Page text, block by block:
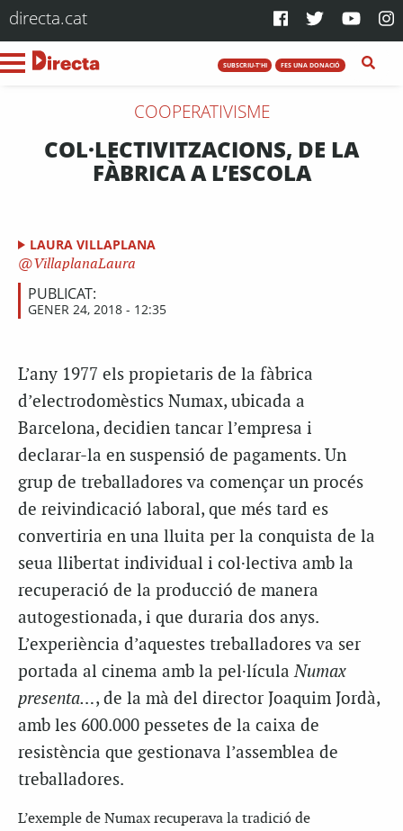
directa.cat
SUBSCRIU-T'HI FES UNA DONACIÓ
COOPERATIVISME
COL·LECTIVITZACIONS, DE LA
FÀBRICA A L’ESCOLA
LAURA VILLAPLANA
VillaplanaLaura
PUBLICAT:
GENER 24, 2018 - 12:35
L’any 1977 els propietaris de la fàbrica
d’electrodomèstics Numax, ubicada a
Barcelona, decidien tancar l’empresa i
declarar-la en suspensió de pagaments. Un
grup de treballadores va començar un procés
de reivindicació laboral, que més tard es
convertiria en una lluita per la conquista de la
seua llibertat individual i col·lectiva amb la
recuperació de la producció de manera
autogestionada, i que duraria dos anys.
L’experiència d’aquestes treballadores va ser
portada al cinema amb la pel·lículaNumax
presenta…, de la mà del director Joaquim Jordà,
amb les 600.000 pessetes de la caixa de
resistència que gestionava l’assemblea de
treballadores.
L’exemple de Numax recuperava la tradició de